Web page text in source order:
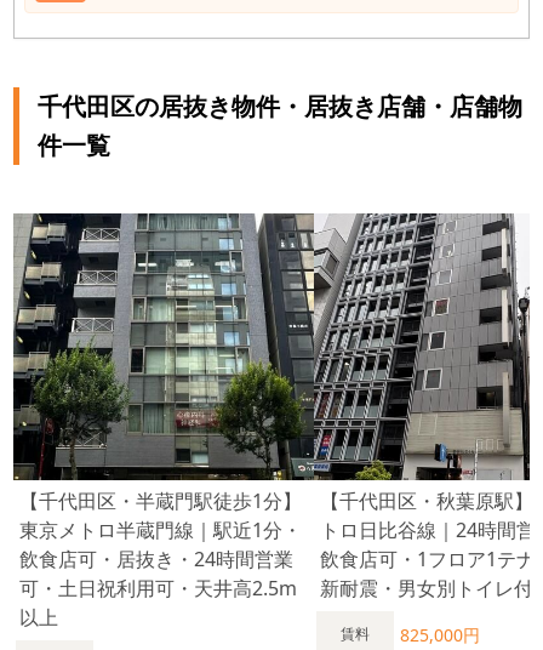
千代田区の居抜き物件・居抜き店舗・店舗物
件一覧
【千代田区・半蔵門駅徒歩1分】
東京メトロ半蔵門線｜駅近1分・
飲食店可・居抜き・24時間営業
可・土日祝利用可・天井高2.5m
以上
【千代田区・秋葉原駅】
トロ日比谷線｜24時間営
飲食店可・1フロア1テナ
新耐震・男女別トイレ付
賃料 825,000円